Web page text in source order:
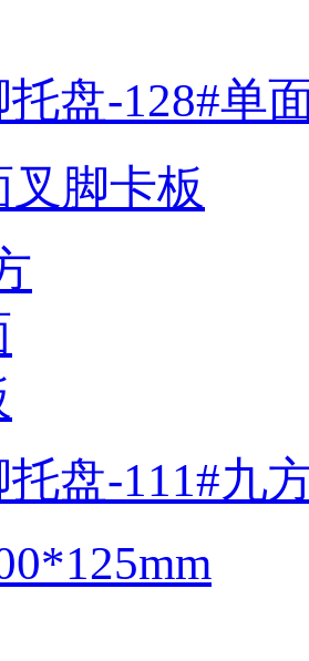
托盘-128#单
叉脚卡板
托盘-111#九